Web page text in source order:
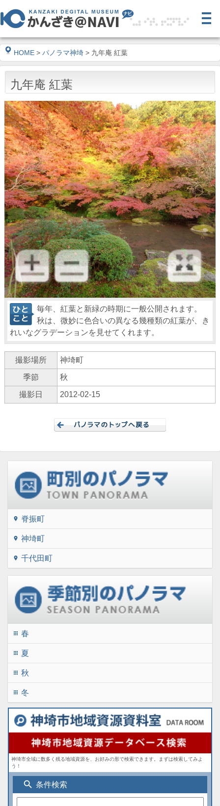
HOME > パノラマ神埼 > 九年庵 紅葉
九年庵 紅葉
毎年、紅葉と新緑の時期に一般公開されます。
秋は、微妙に色合いの異なる幾種類の紅葉が、き
れいなグラデーションを見せてくれます。
撮影場所 神埼町
季節 秋
撮影日 2012-02-15
location_on 脊振町
location_on 神埼町
location_on 千代田町
apps 春
apps 夏
apps 秋
apps 冬
神埼市全域に数多く残る地域資源を、お好みの形で検索できます。まずは検索してみよ
う！
search 条件検索